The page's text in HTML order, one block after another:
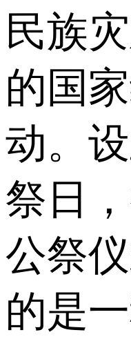
民族
的国
动。
祭日
公祭
的是